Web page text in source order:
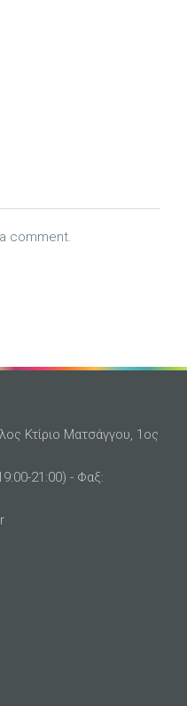
comment.
Κτίριο Ματσάγγου, 1ος
21:00) - Φαξ: